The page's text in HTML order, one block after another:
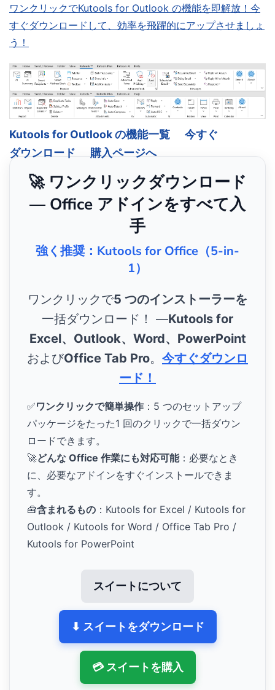
ワンクリックでKutools for Outlook の機能を即解放！今
すぐダウンロードして、効率を飛躍的にアップさせましょ
う！
Kutools for Outlook の機能一覧
今すぐ
ダウンロード
購入ページへ
🚀 ワンクリックダウンロード
— Office アドインをすべて入
手
強く推奨：Kutools for Office（5-in-
1）
ワンクリックで5 つのインストーラーを
一括ダウンロード！ ―Kutools for
Excel、Outlook、Word、PowerPoint
およびOffice Tab Pro。 今すぐダウンロ
ード！
✅ワンクリックで簡単操作 ：5 つのセットアップ
パッケージをたった1 回のクリックで一括ダウン
ロードできます。
🚀どんな Office 作業にも対応可能：必要なとき
に、必要なアドインをすぐインストールできま
す。
🧰含まれるもの ：Kutools for Excel / Kutools for
Outlook / Kutools for Word / Office Tab Pro /
Kutools for PowerPoint
スイートについて
⬇ スイートをダウンロード
💳 スイートを購入